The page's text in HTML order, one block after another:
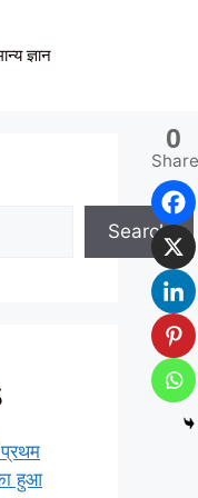
ज्ञान
0
Search
हुआ